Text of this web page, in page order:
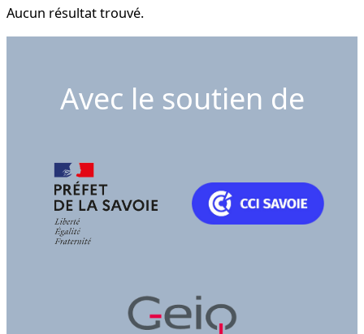
Aucun résultat trouvé.
Avec le soutien de